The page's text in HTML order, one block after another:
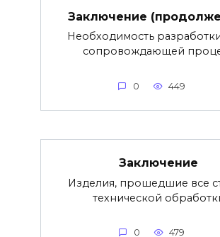
Заключение
Необходимость
сопровождающей
0 449
Заключение
Изделия, прошедшие все
технической
0 479